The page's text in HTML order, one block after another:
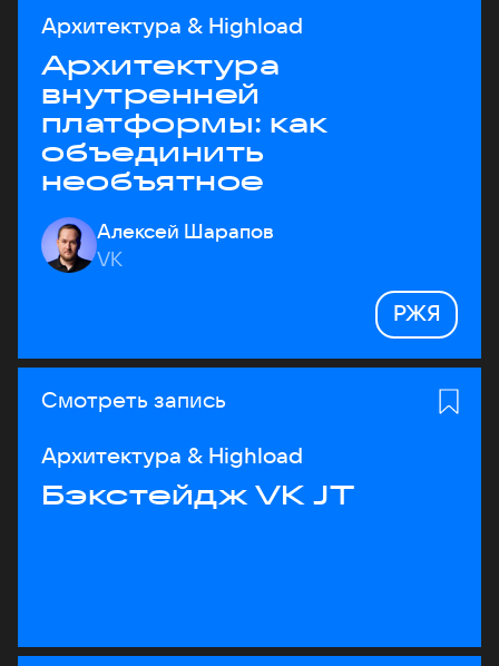
Архитектура & Highload
Архитектура
внутренней
платформы: как
объединить
необъятное
Алексей Шарапов
VK
РЖЯ
Смотреть запись
Архитектура & Highload
Бэкстейдж VK JT